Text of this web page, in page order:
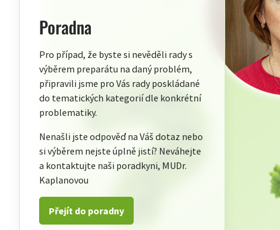
Poradna
Pro případ, že byste si nevěděli rady s
výběrem preparátu na daný problém,
připravili jsme pro Vás rady poskládané
do tematických kategorií dle konkrétní
problematiky.
Nenašli jste odpověď na Váš dotaz nebo
si výběrem nejste úplně jistí? Neváhejte
a kontaktujte naši poradkyni, MUDr.
Kaplanovou
Přejít do poradny